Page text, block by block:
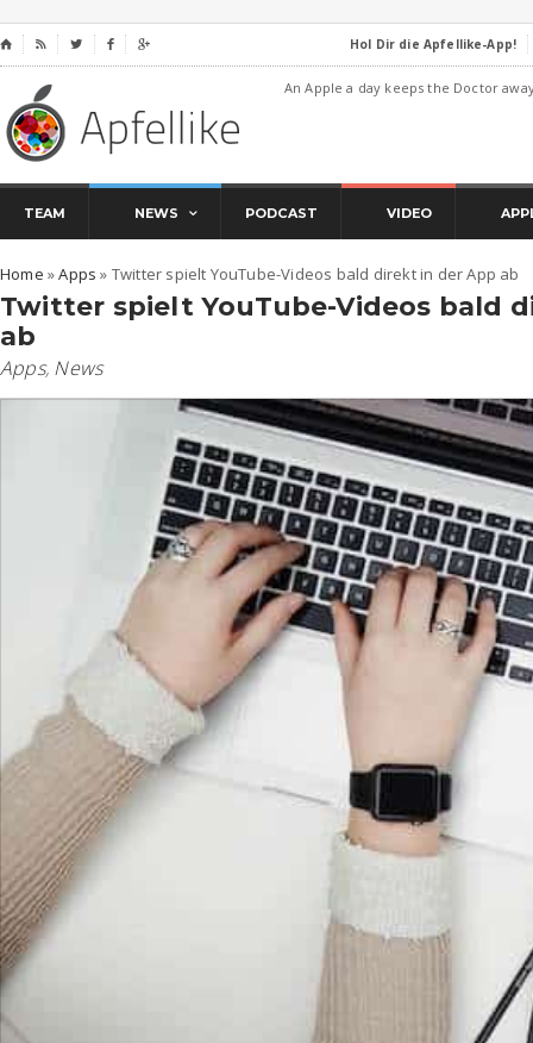
⌂     Hol Dir die Apfellike-App!
An Apple a day keeps the Doctor
TEAM NEWS PODCAST VIDEO
Home »Apps » Twitter spielt YouTube-Videos bald direkt in der App ab
Twitter spielt YouTube-Videos bald
ab
Apps, News